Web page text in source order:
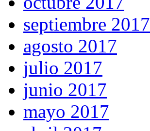
septiembre 2017
agosto 2017
julio 2017
junio 2017
mayo 2017